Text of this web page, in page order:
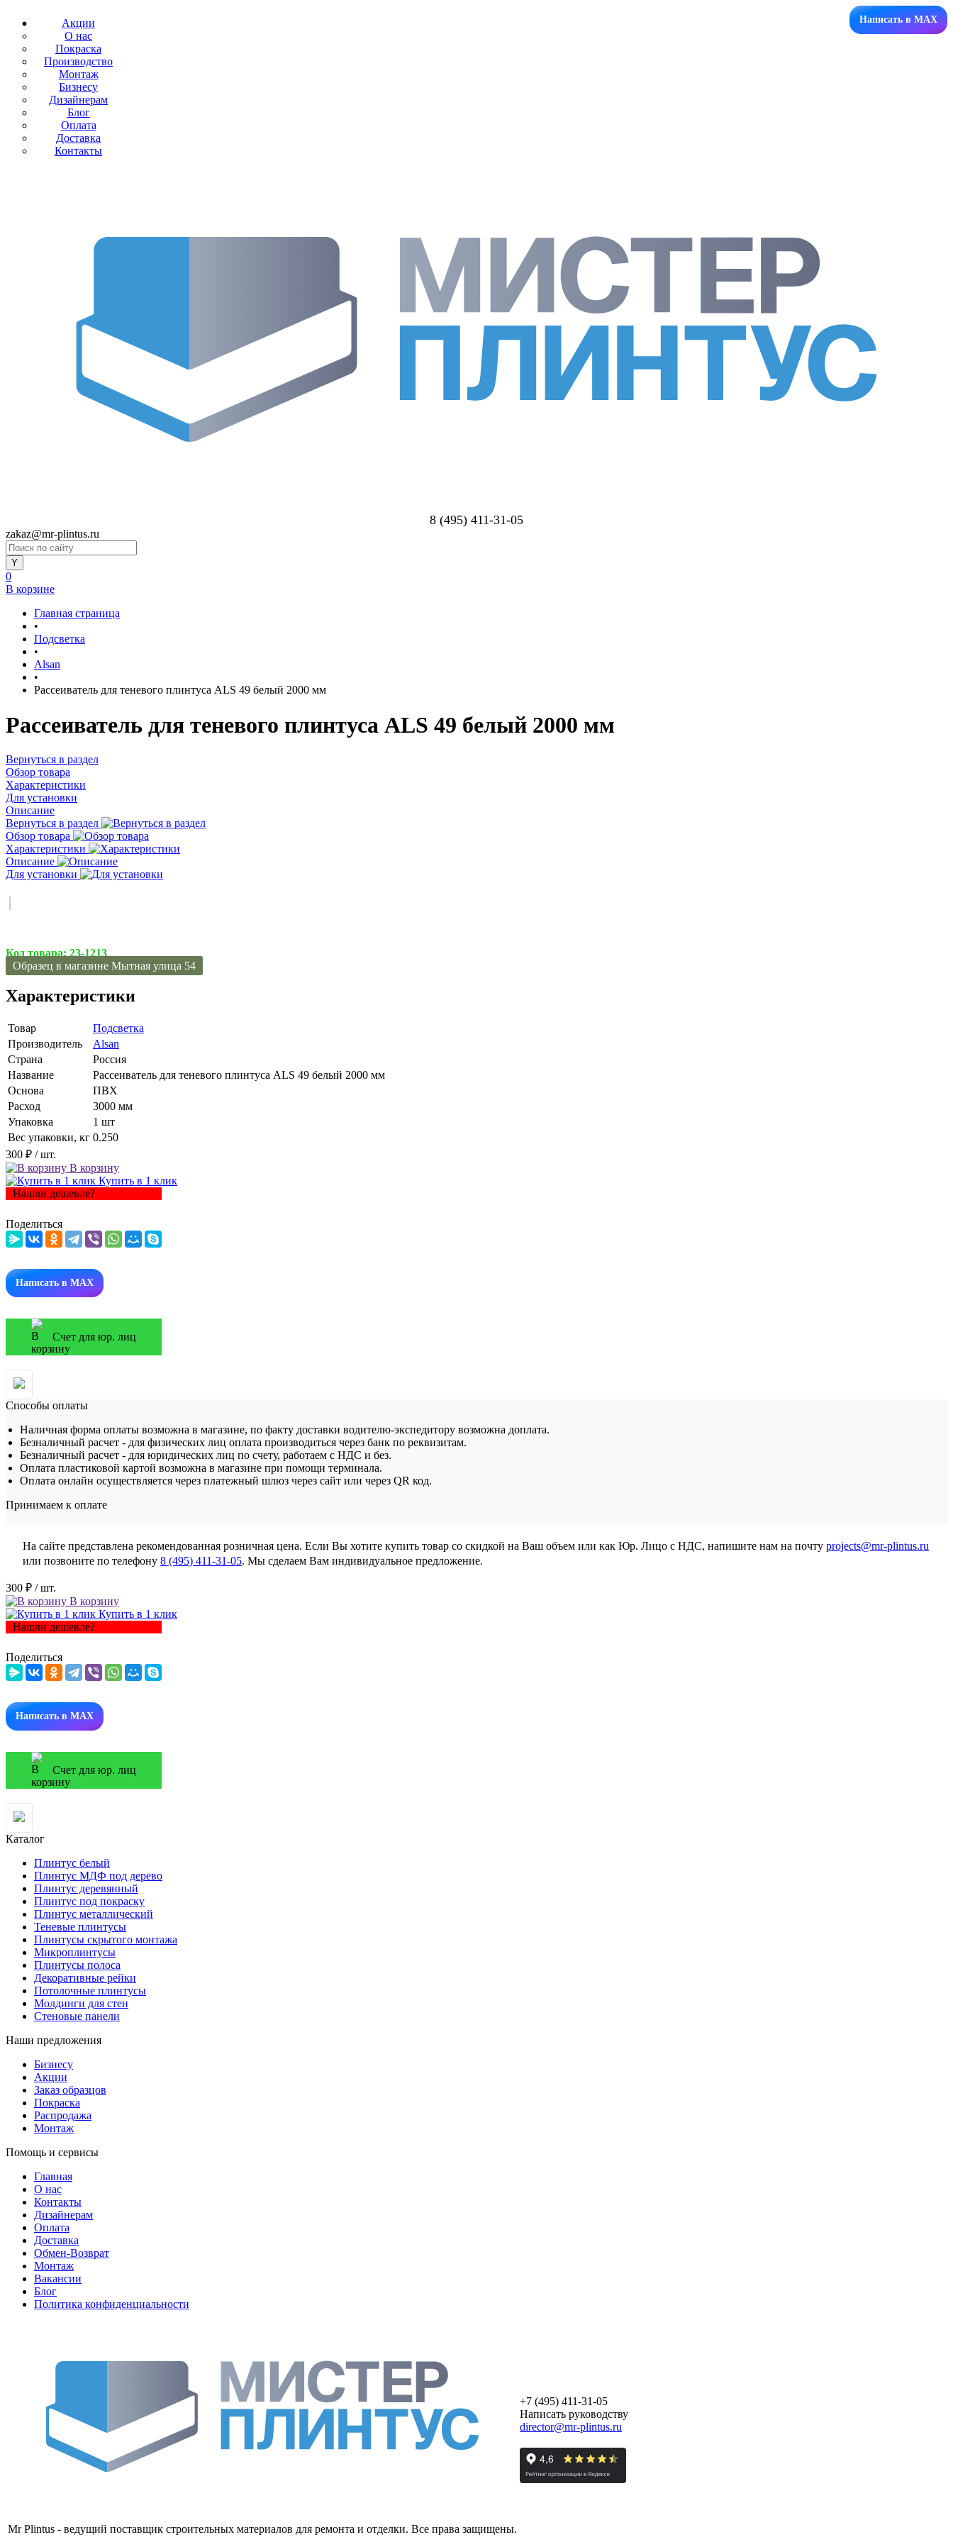
Акции
О нас
Покраска
Производство
Монтаж
Бизнесу
Дизайнерам
Блог
Оплата
Доставка
Контакты
Написать в MAX
8 (495) 411-31-05
zakaz@mr-plintus.ru
0
В корзине
Главная страница
•
Подсветка
•
Alsan
•
Рассеиватель для теневого плинтуса ALS 49 белый 2000 мм
Рассеиватель для теневого плинтуса ALS 49 белый 2000 мм
Вернуться в раздел
Обзор товара
Характеристики
Для установки
Описание
Вернуться в раздел
Обзор товара
Характеристики
Описание
Для установки
Код товара: 23-1213
Образец в магазине Мытная улица 54
Характеристики
Товар
Подсветка
Производитель
Alsan
Страна
Россия
Название
Рассеиватель для теневого плинтуса ALS 49 белый 2000 мм
Основа
ПВХ
Расход
3000 мм
Упаковка
1 шт
Вес упаковки, кг 0.250
300 ₽ / шт.
В корзину
Купить в 1 клик
Нашли дешевле?
Поделиться
Написать в MAX
Счет для юр. лиц
Способы оплаты
Наличная форма оплаты возможна в магазине, по факту доставки водителю-экспедитору возможна доплата.
Безналичный расчет - для физических лиц оплата производиться через банк по реквизитам.
Безналичный расчет - для юридических лиц по счету, работаем с НДС и без.
Оплата пластиковой картой возможна в магазине при помощи терминала.
Оплата онлайн осуществляется через платежный шлюз через сайт или через QR код.
Принимаем к оплате
На сайте представлена рекомендованная розничная цена. Если Вы хотите купить товар со скидкой на Ваш объем или как Юр. Лицо с НДС, напишите нам на почту projects@mr-plintus.ru
или позвоните по телефону 8 (495) 411-31-05. Мы сделаем Вам индивидуальное предложение.
300 ₽ / шт.
В корзину
Купить в 1 клик
Нашли дешевле?
Поделиться
Написать в MAX
Счет для юр. лиц
Каталог
Плинтус белый
Плинтус МДФ под дерево
Плинтус деревянный
Плинтус под покраску
Плинтус металлический
Теневые плинтусы
Плинтусы скрытого монтажа
Микроплинтусы
Плинтусы полоса
Декоративные рейки
Потолочные плинтусы
Молдинги для стен
Стеновые панели
Наши предложения
Бизнесу
Акции
Заказ образцов
Покраска
Распродажа
Монтаж
Помощь и сервисы
Главная
О нас
Контакты
Дизайнерам
Оплата
Доставка
Обмен-Возврат
Монтаж
Вакансии
Блог
Политика конфиденциальности
Mr Plintus - ведущий поставщик строительных материалов для ремонта и отделки. Все права защищены.
+7 (495) 411-31-05
Написать руководству
director@mr-plintus.ru